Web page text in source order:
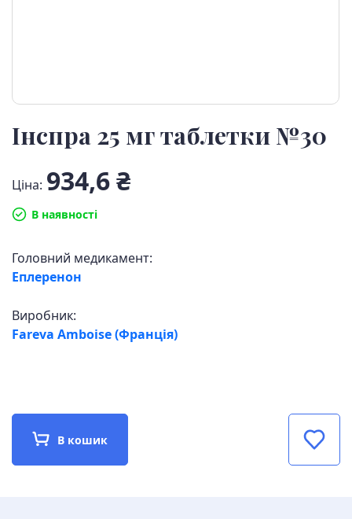
Інспра 25 мг таблетки №30
Ціна: 934,6 ₴
В наявності
Головний медикамент:
Еплеренон
Виробник:
Fareva Amboise (Франція)
В кошик